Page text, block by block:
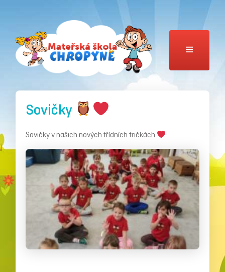
Sovičky
Sovičky v našich nových třídních tričkách